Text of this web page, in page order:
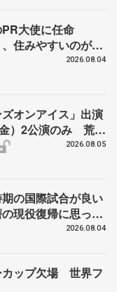
大使に任命
、住みやすいのが魅
2026.08.04
オンアイス」出演
）2公演のみ 荒川
ス、20周年のアイ
2026.08.05
の国際試合が良い
現役復帰に思って
ンオープントロフ
2026.08.04
カップ欠場 世界フ